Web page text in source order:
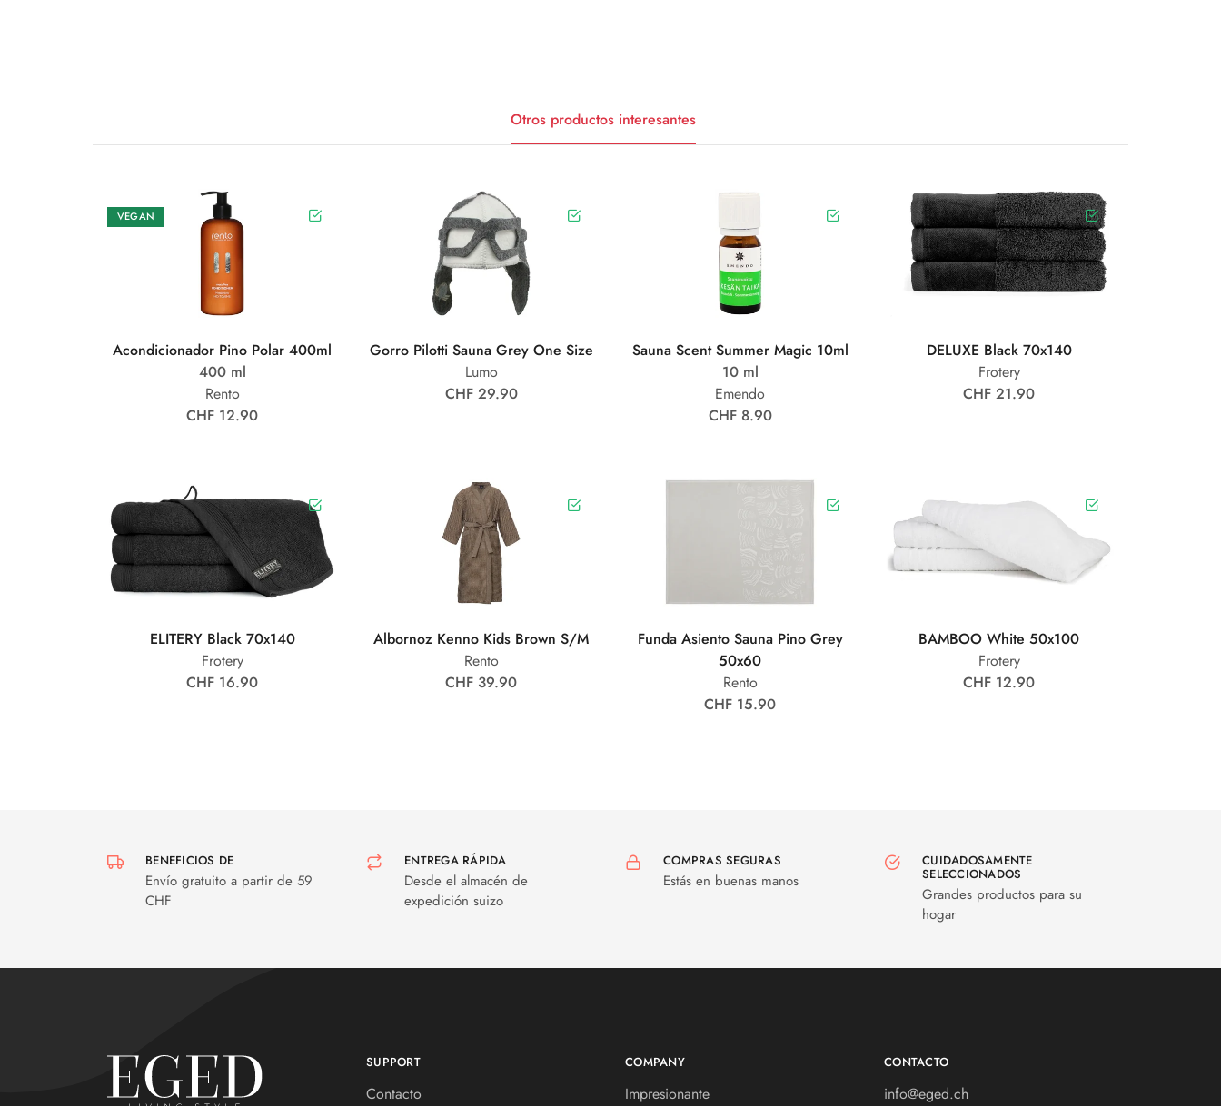
Otros productos interesantes
VEGAN
Acondicionador Pino Polar 400ml
400 ml
Rento
CHF 12.90
Gorro Pilotti Sauna Grey One Size
Lumo
CHF 29.90
Sauna Scent Summer Magic 10ml
10 ml
Emendo
CHF 8.90
DELUXE Black 70x140
Frotery
CHF 21.90
ELITERY Black 70x140
Frotery
CHF 16.90
Albornoz Kenno Kids Brown S/M
Rento
CHF 39.90
Funda Asiento Sauna Pino Grey
50x60
Rento
CHF 15.90
BAMBOO White 50x100
Frotery
CHF 12.90
BENEFICIOS DE
Envío gratuito a partir de 59
CHF
ENTREGA RÁPIDA
Desde el almacén de
expedición suizo
COMPRAS SEGURAS
Estás en buenas manos
CUIDADOSAMENTE
SELECCIONADOS
Grandes productos para su
hogar
SUPPORT
Contacto
COMPANY
Impresionante
CONTACTO
info@eged.ch